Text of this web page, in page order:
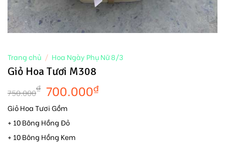
Trang chủ / Hoa Ngày Phụ Nữ 8/3
Giỏ Hoa Tươi M308
750.000₫ 700.000₫
Giỏ Hoa Tươi Gồm
+ 10 Bông Hồng Đỏ
+ 10 Bông Hồng Kem